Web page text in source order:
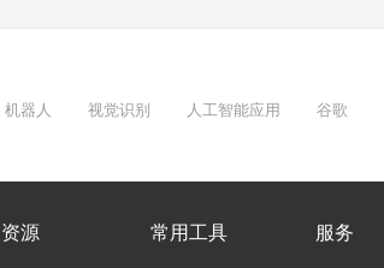
机器人 视觉识别 人工智能应用 谷歌
资源 常用工具 服务